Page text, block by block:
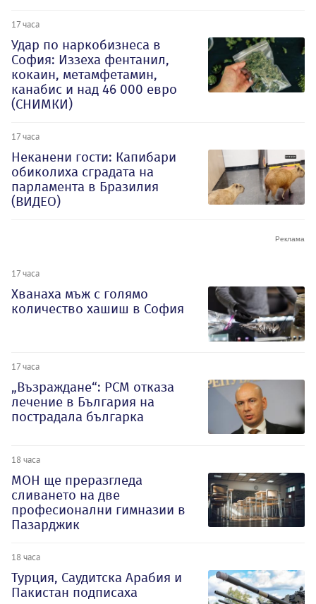
17 часа
Удар по наркобизнеса в
София: Иззеха фентанил,
кокаин, метамфетамин,
канабис и над 46 000 евро
(СНИМКИ)
17 часа
Неканени гости: Капибари
обиколиха сградата на
парламента в Бразилия
(ВИДЕО)
17 часа
Хванаха мъж с голямо
количество хашиш в София
17 часа
„Възраждане“: РСМ отказа
лечение в България на
пострадала българка
18 часа
МОН ще преразгледа
сливането на две
професионални гимназии в
Пазарджик
18 часа
Турция, Саудитска Арабия и
Пакистан подписаха